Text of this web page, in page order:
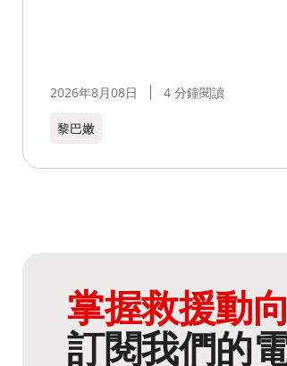
2026年8月08日 4 分鐘閱讀
黎巴嫩​
掌握救援動向
訂閱我們的